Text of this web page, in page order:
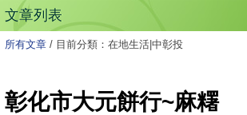
文章列表
所有文章 / 目前分類：在地生活|中彰投
彰化市大元餅行~麻糬